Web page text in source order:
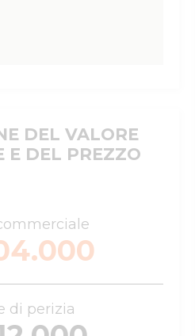
DEL VALORE
E DEL PREZZO
di perizia